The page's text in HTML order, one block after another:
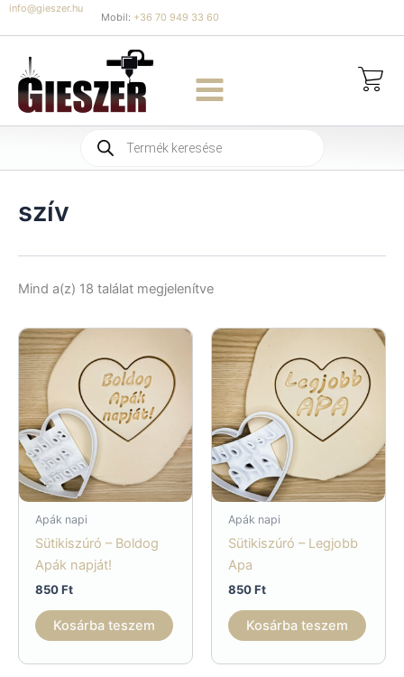
Skip
to
content
info@gieszer.hu
Mobil: +36 70 949 33 60
Products
search
szív
Mind a(z) 18 találat megjelenítveSorted
Apák napi
Sütikiszúró – Boldog
Apák napját!
850Ft
Kosárba teszem
Apák napi
Sütikiszúró – Legjobb
Apa
850Ft
Kosárba teszem